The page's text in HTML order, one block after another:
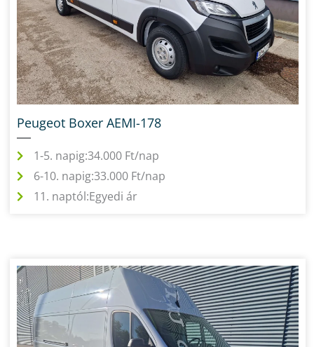
Peugeot Boxer AEMI-178
1-5. napig:34.000 Ft/nap
6-10. napig:33.000 Ft/nap
11. naptól:Egyedi ár